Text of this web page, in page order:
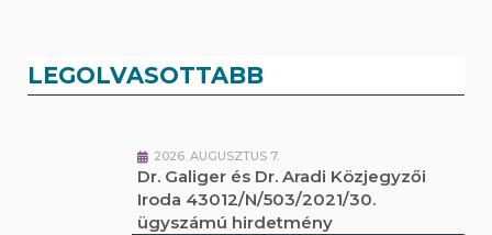
LEGOLVASOTTABB
2026. AUGUSZTUS 7.
Dr. Galiger és Dr. Aradi Közjegyzői
Iroda 43012/N/503/2021/30.
ügyszámú hirdetmény